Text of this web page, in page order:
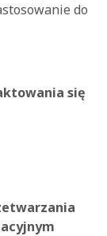
do
się